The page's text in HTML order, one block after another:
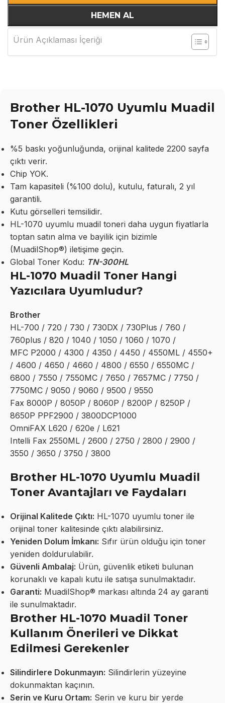
HEMEN AL
Ürün Açıklaması İçeriği
Brother HL-1070 Uyumlu Muadil
Toner Özellikleri
%5 baskı yoğunluğunda, orijinal kalitede 2200 sayfa
çıktı verir.
Chip YOK.
Tam kapasiteli (%100 dolu), kutulu, faturalı, 2 yıl
garantili.
Kutu görselleri temsilidir.
HL-1070 uyumlu muadil toneri daha uygun fiyatlarla
toptan satın alma ve bayilik için bizimle
(MuadilShop®) iletişime geçin.
Global Toner Kodu: TN-300HL
HL-1070 Muadil Toner Hangi
Yazıcılara Uyumludur?
Brother
HL-700 / 720 / 730 / 730DX / 730Plus / 760 /
760plus / 820 / 1040 / 1050 / 1060 / 1070 /
MFC P2000 / 4300 / 4350 / 4450 / 4550ML / 4550+
/ 4600 / 4650 / 4660 / 4800 / 6550 / 6550MC /
6800 / 7550 / 7550MC / 7650 / 7657MC / 7750 /
7750MC / 9050 / 9060 / 9500 / 9550
Fax 8000P / 8050P / 8060P / 8200P / 8250P /
8650P PPF2900 / 3800DCP1000
OmniFAX L620 / 620e / L621
Intelli Fax 2550ML / 2600 / 2750 / 2800 / 2900 /
3550 / 3650 / 3750 / 3800
Brother HL-1070 Uyumlu Muadil
Toner Avantajları ve Faydaları
Orijinal Kalitede Çıktı: HL-1070 uyumlu toner ile
orijinal toner kalitesinde çıktı alabilirsiniz.
Yeniden Dolum İmkanı: Sıfır ürün olduğu için toner
yeniden doldurulabilir.
Güvenli Ambalaj: Ürün, güvenlik etiketi bulunan
korunaklı ve kapalı kutu ile satışa sunulmaktadır.
Garanti: MuadilShop® markası altında 24 ay garanti
ile sunulmaktadır.
Brother HL-1070 Muadil Toner
Kullanım Önerileri ve Dikkat
Edilmesi Gerekenler
Silindirlere Dokunmayın: Silindirlerin yüzeyine
dokunmaktan kaçının.
Serin ve Kuru Ortam: Serin ve kuru bir yerde